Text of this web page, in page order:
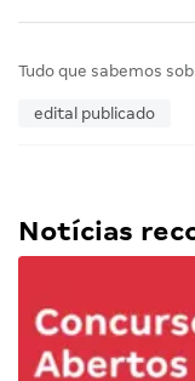
Tudo que sabemos
edital publicado
Notícias